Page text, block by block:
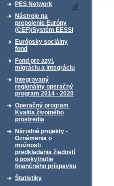
PES Network
Nástroje na
prepojenie Európy
(CEF)/Systém EESSI
Európsky sociálny
fond
Fond pre azyl,
migráciu a integráciu
Integrovaný
regionálny operačný
program 2014 - 2020
Operačný program
Kvalita životného
prostredia
Národné projekty -
Oznámenia o
možnosti
predkladania žiadostí
o poskytnutie
finančného príspevku
Štatistiky